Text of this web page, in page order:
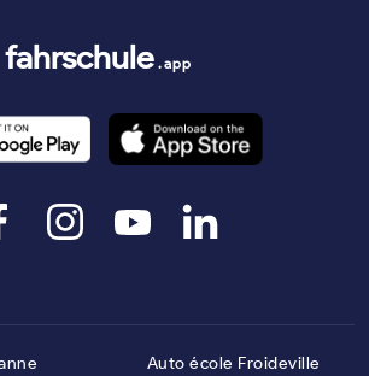
fahrschule .app
Auto école Froideville